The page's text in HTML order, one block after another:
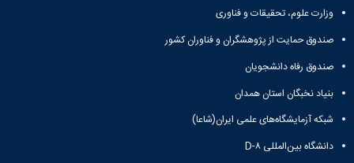
وزارت علوم، تحقیقات و فناوری
صندوق حمایت از پژوهشگران و فناوران کشور
صندوق رفاه دانشجویان
بنیاد نخبگان استان همدان
شبکه آزمایشگاه‌های علمی ایران(شاعا)
دانشگاه بین‌المللی D-۸